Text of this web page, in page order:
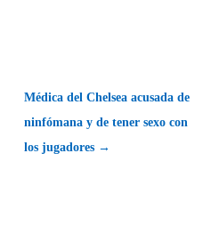
Médica del Chelsea acusada de
ninfómana y de tener sexo con
los jugadores →